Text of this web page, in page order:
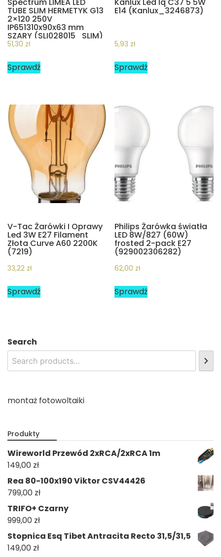
Spectrum LIMEA LED
TUBE SLIM HERMETYK G13
2×120 250V
IP651310x90x63 mm
SZARY (SLI028015_SLIM)
51,30 zł
Sprawdź
Kanlux Led Iq C37 5 5W
E14 (Kanlux_3246873)
5,93 zł
Sprawdź
V-Tac Żarówki I Oprawy
Led 3W E27 Filament
Złota Curve A60 2200K
(7219)
33,22 zł
Sprawdź
Philips Żarówka światła
LED 8W/827 (60W)
frosted 2-pack E27
(929002306282)
62,00 zł
Sprawdź
Search
montaż fotowoltaiki
Produkty
Wireworld Przewód 2xRCA/2xRCA 1m
149,00 zł
Rea 80-100x190 Viktor CSV44426
799,00 zł
TRIFO+ Czarny
999,00 zł
Stopnica Esq Tibet Antracita Recto 31,5/31,5
149,00 zł